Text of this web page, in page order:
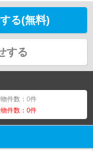
る(無料)
する
件数：0件
件数：0件